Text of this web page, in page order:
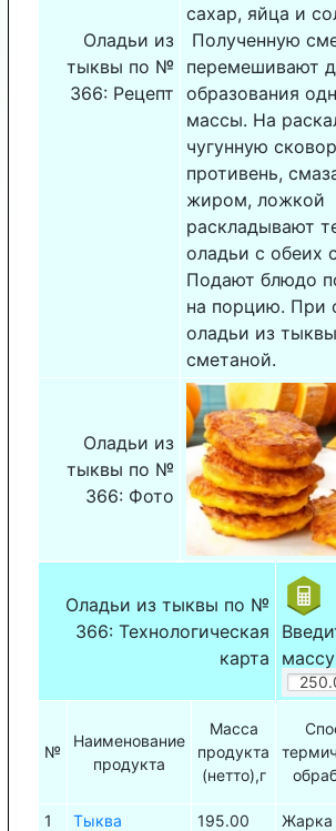
Оладьи из
тыквы по №
366: Рецепт
сахар, яйца и
Полученную
перемешивают
образования
массы. На
чугунную
противень,
жиром, ложкой
раскладывают
оладьи с обеих
Подают блюдо
на порцию. При
оладьи из
сметаной.
Оладьи из
тыквы по №
366: Фото
Оладьи из тыквы по №
366: Технологическая
карта
№
Наименование
продукта
Масса
продукта
(нетто),г
1
Тыква 195.00 Жарка